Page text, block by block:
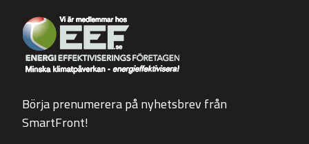
Börja prenumerera på nyhetsbrev från
SmartFront!